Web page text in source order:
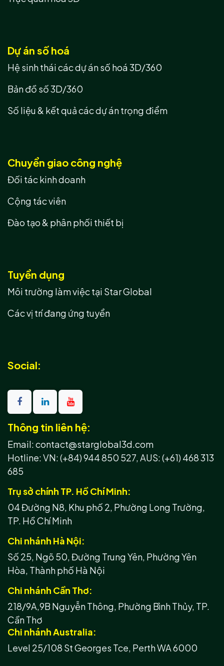
Thông tin liên hệ:
Email: contact@starglobal3d.com
Hotline:VN: (+84) 944 850 527,AUS: (+61) 468 313
685
Trụ sở chính TP. Hồ Chí Minh:
04 Đường N8, Khu phố 2, Phường Long Trường,
TP. Hồ Chí Minh
Chi nhánh Hà Nội:
Số 25, Ngõ 50, Đường Trung Yên, Phường Yên
Hòa, Thành phố Hà Nội
Chi nhánh Cần Thơ:
218/9A,9B Nguyễn Thông, Phường Bình Thủy, TP.
Cần Thơ
Chi nhánh Australia:
Level 25/108 St Georges Tce, Perth WA 6000
Social:
Dự án số hoá
Hệ sinh thái các dự án số hoá 3D/360
Bản đồ số 3D/360
Số liệu & kết quả các dự án trọng điểm
Chuyển giao công nghệ
Đối tác kinh doanh
Cộng tác viên
Đào tạo & phân phối thiết bị
Tuyển dụng
Môi trường làm việc tại Star Global
Các vị trí đang ứng tuyển